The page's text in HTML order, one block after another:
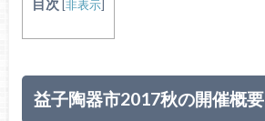
目次 [非表示]
益子陶器市2017秋の開催概要